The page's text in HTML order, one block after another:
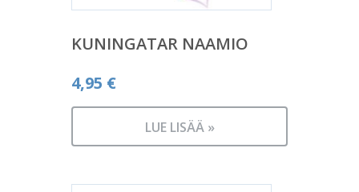
KUNINGATAR NAAMIO
4,95 €
LUE LISÄÄ »